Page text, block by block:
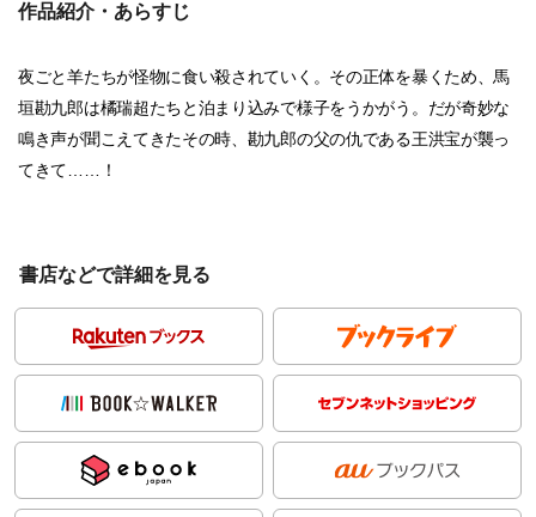
作品紹介・あらすじ
夜ごと羊たちが怪物に食い殺されていく。その正体を暴くため、馬
垣勘九郎は橘瑞超たちと泊まり込みで様子をうかがう。だが奇妙な
鳴き声が聞こえてきたその時、勘九郎の父の仇である王洪宝が襲っ
てきて……！
書店などで詳細を見る